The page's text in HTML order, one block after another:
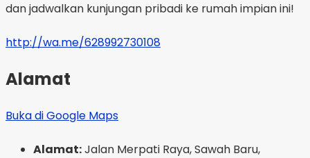
dan jadwalkan kunjungan pribadi ke rumah impian ini!
http://wa.me/628992730108
Alamat
Buka di Google Maps
Alamat:Jalan Merpati Raya, Sawah Baru,